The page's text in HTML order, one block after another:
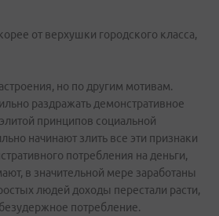
от верхушки городского класса,
но по другим мотивам.
раздражать демонстративное
принципов социальной
начинают злить все эти признаки
потребления на деньги,
в значительной мере заработаны
людей доходы перестали расти,
потребление.